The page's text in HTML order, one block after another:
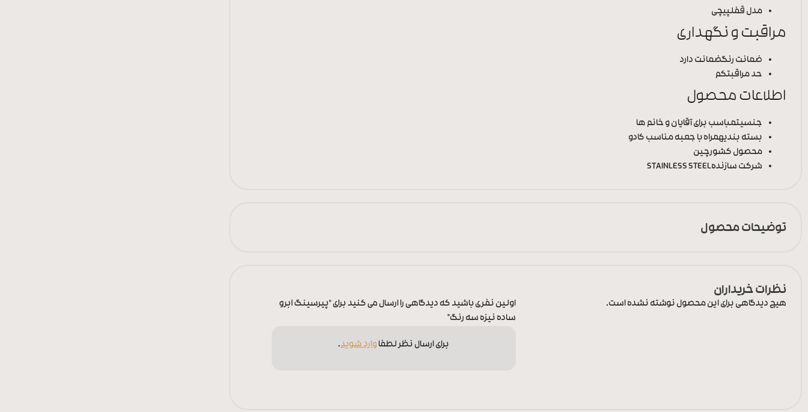
مدل قفلپیچی
مراقبت و نگهداری
ضمانت رنگضمانت دارد
حد مراقبتکم
اطلاعات محصول
جنسیتمباسب برای آقایان و خانم ها
بسته بندیهمراه با جعبه مناسب کادو
محصول کشورچین
شرکت سازندهSTAINLESS STEEL
توضیحات محصول
نظرات خریداران
هیچ دیدگاهی برای این محصول نوشته نشده است.
اولین نفری باشید که دیدگاهی را ارسال می کنید برای “پیرسینگ ابرو
ساده نیزه سه رنگ”
برای ارسال نظر لطفاوارد شوید.